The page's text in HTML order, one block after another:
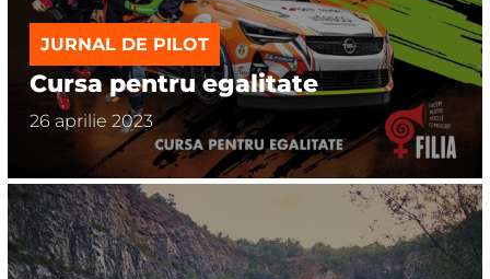
JURNAL DE PILOT
Cursa pentru egalitate
26 aprilie 2023